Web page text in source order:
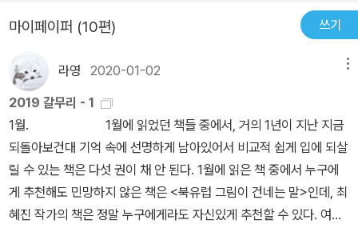
아야 한다는 생각으로 기를 쓰고 내달린다. 그러나 그 기반을 마련하
사람들과 함께하기로 기약했던 ‘내일’은 좀처럼 오지 않는다. 장혜영
은 경쟁과 도태의 사이클을 거부한 대가로 학벌사회에서 명문대생이
누릴 수 있는 특권을 잃었지만, 대신 사랑하는 사람과 함께하는 ‘오
늘’을 벌었다. (222쪽) ​ ​이런 마음은 시대의 어른이라 할 수 있는 채
현국의 말에 중심을 잡았다. 굴곡진 한국의 현대사를 지켜보고 몸소
체험하면서 살아온 인생 선배의 말은 옳았다. 우리는 그동안 잘못된
삶의 원칙을 세우며 그것을 고집하며 살아온 것이다. 오직 성공만 바
마다 나도 잠깐씩 드러났다. 나는 내내 인터뷰이였다. 나도 세 아이의
반짝이는 빛이었다. 타인의 진심을 들으며 나를 성찰한다. 최현숙, 폭
력 피해나 가해의 기억은 굉장히 치명적인 걸림돌이지만, 이걸 잘 해
석하고 정리하면 삶의 에너지를 끌어내는 중요한 디딤돌이 될 수 있
다. 생애구술사인 그는 자신을 재해석하고 재규정하는 자기성찰의 노
동을 계속하고 있다. 남을 들여다보면서 저절로 내가 들여다봐진다.
임순례, 나쁜 일에 나쁜 것만 있는 게 아니고 굉장히 다채로운 요소가
있다. 내가 그렇다. 내가 초래한 일이지만, 큰 불행을 겪은 후 1년 가
마이페이퍼 (10편) 쓰기
라영 2020-01-02
2019 갈무리 - 1
1월. 1월에 읽었던 책들 중에서, 거의 1년이 지난 지금
되돌아보건대 기억 속에 선명하게 남아있어서 비교적 쉽게 입에 되살
릴 수 있는 책은 다섯 권이 채 안 된다. 1월에 읽은 책 중에서 누구에
게 추천해도 민망하지 않은 책은 <북유럽 그림이 건네는 말>인데, 최
혜진 작가의 책은 정말 누구에게라도 자신있게 추천할 수 있다. 여기